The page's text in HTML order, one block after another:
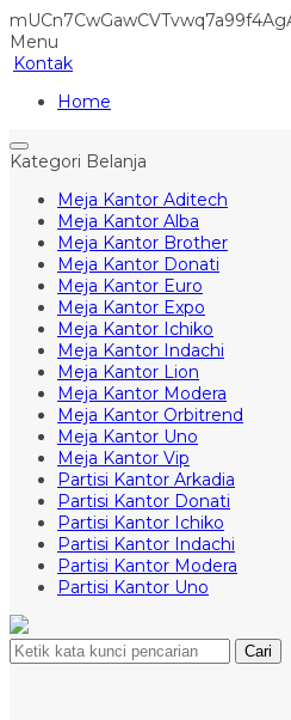
Menu
Kontak
Home
Kategori Belanja
Meja Kantor Aditech
Meja Kantor Alba
Meja Kantor Brother
Meja Kantor Donati
Meja Kantor Euro
Meja Kantor Expo
Meja Kantor Ichiko
Meja Kantor Indachi
Meja Kantor Lion
Meja Kantor Modera
Meja Kantor Orbitrend
Meja Kantor Uno
Meja Kantor Vip
Partisi Kantor Arkadia
Partisi Kantor Donati
Partisi Kantor Ichiko
Partisi Kantor Indachi
Partisi Kantor Modera
Partisi Kantor Uno
Cari